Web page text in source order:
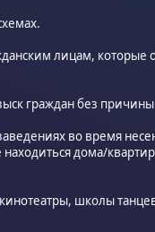
лицам, которые
граждан без
во время
дома/
школы